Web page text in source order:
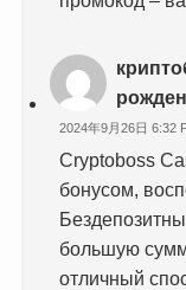
2024年9月26日 6:32
Cryptoboss
бонусом,
большую
отличный